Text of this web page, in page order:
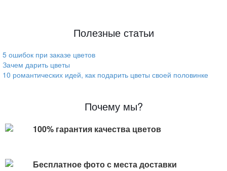
Полезные статьи
5 ошибок при заказе цветов
Зачем дарить цветы
10 романтических идей, как подарить цветы своей половинке
Почему мы?
100% гарантия качества цветов
Бесплатное фото с места доставки